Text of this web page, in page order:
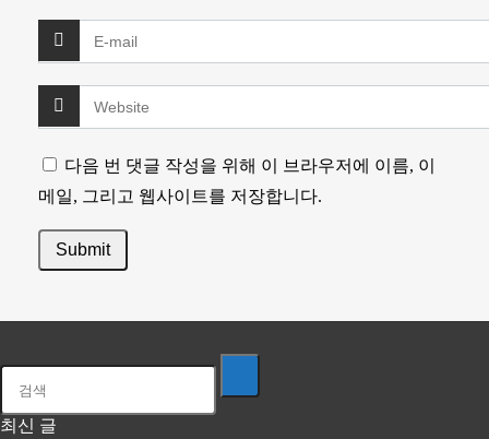
다음 번 댓글 작성을 위해 이 브라우저에 이름, 이
메일, 그리고 웹사이트를 저장합니다.
최신 글